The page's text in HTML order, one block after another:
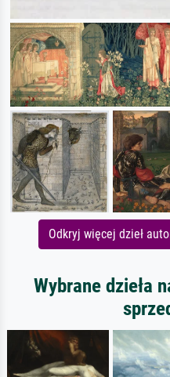
Odkryj więcej dzieł
Wybrane dzieła